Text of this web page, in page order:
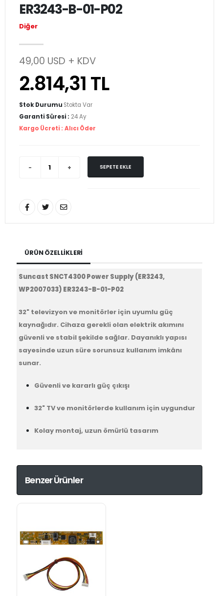
ER3243-B-01-P02
Diğer
49,00 USD + KDV
2.814,31 TL
Stok Durumu Stokta Var
Garanti Süresi : 24 Ay
Kargo Ücreti : Alıcı Öder
SEPETE EKLE
ÜRÜN ÖZELLIKLERI
Suncast SNCT4300 Power Supply (ER3243,
WP2007033) ER3243-B-01-P02
32" televizyon ve monitörler için uyumlu güç
kaynağıdır. Cihaza gerekli olan elektrik akımını
güvenli ve stabil şekilde sağlar. Dayanıklı yapısı
sayesinde uzun süre sorunsuz kullanım imkânı
sunar.
Güvenli ve kararlı güç çıkışı
32" TV ve monitörlerde kullanım için uygundur
Kolay montaj, uzun ömürlü tasarım
Benzer Ürünler